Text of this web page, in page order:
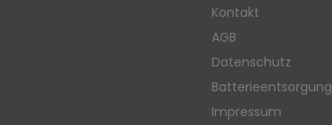
Kontakt
AGB
Datenschutz
Batterieentsorgung
Impressum